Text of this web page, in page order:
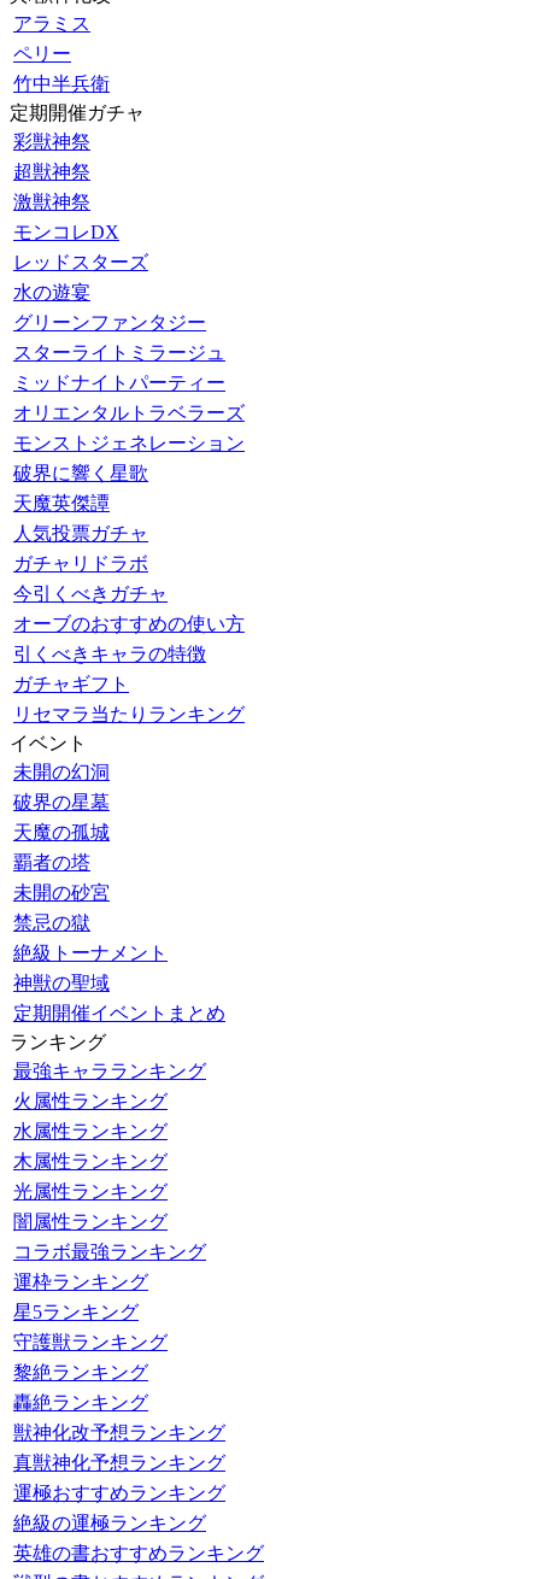
アラミス
ペリー
竹中半兵衛
定期開催ガチャ
彩獣神祭
超獣神祭
激獣神祭
モンコレDX
レッドスターズ
水の遊宴
グリーンファンタジー
スターライトミラージュ
ミッドナイトパーティー
オリエンタルトラベラーズ
モンストジェネレーション
破界に響く星歌
天魔英傑譚
人気投票ガチャ
ガチャリドラボ
今引くべきガチャ
オーブのおすすめの使い方
引くべきキャラの特徴
ガチャギフト
リセマラ当たりランキング
イベント
未開の幻洞
破界の星墓
天魔の孤城
覇者の塔
未開の砂宮
禁忌の獄
絶級トーナメント
神獣の聖域
定期開催イベントまとめ
ランキング
最強キャラランキング
火属性ランキング
水属性ランキング
木属性ランキング
光属性ランキング
闇属性ランキング
コラボ最強ランキング
運枠ランキング
星5ランキング
守護獣ランキング
黎絶ランキング
轟絶ランキング
獣神化改予想ランキング
真獣神化予想ランキング
運極おすすめランキング
絶級の運極ランキング
英雄の書おすすめランキング